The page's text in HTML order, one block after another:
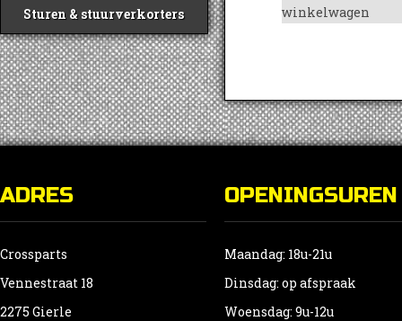
Sturen & stuurverkorters
winkelwagen
ADRES
Crossparts
Vennestraat 18
2275 Gierle
OPENINGSUREN
Maandag: 18u-21u
Dinsdag: op afspraak
Woensdag: 9u-12u